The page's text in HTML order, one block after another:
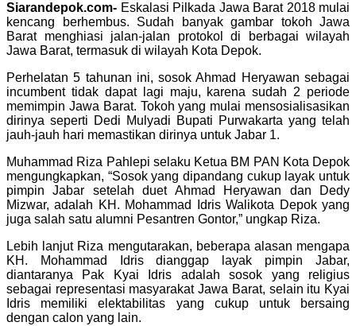
Siarandepok.com- Eskalasi Pilkada Jawa Barat 2018 mulai
kencang berhembus. Sudah banyak gambar tokoh Jawa
Barat menghiasi jalan-jalan protokol di berbagai wilayah
Jawa Barat, termasuk di wilayah Kota Depok.
Perhelatan 5 tahunan ini, sosok Ahmad Heryawan sebagai
incumbent tidak dapat lagi maju, karena sudah 2 periode
memimpin Jawa Barat. Tokoh yang mulai mensosialisasikan
dirinya seperti Dedi Mulyadi Bupati Purwakarta yang telah
jauh-jauh hari memastikan dirinya untuk Jabar 1.
Muhammad Riza Pahlepi selaku Ketua BM PAN Kota Depok
mengungkapkan, “Sosok yang dipandang cukup layak untuk
pimpin Jabar setelah duet Ahmad Heryawan dan Dedy
Mizwar, adalah KH. Mohammad Idris Walikota Depok yang
juga salah satu alumni Pesantren Gontor,” ungkap Riza.
Lebih lanjut Riza mengutarakan, beberapa alasan mengapa
KH. Mohammad Idris dianggap layak pimpin Jabar,
diantaranya Pak Kyai Idris adalah sosok yang religius
sebagai representasi masyarakat Jawa Barat, selain itu Kyai
Idris memiliki elektabilitas yang cukup untuk bersaing
dengan calon yang lain.